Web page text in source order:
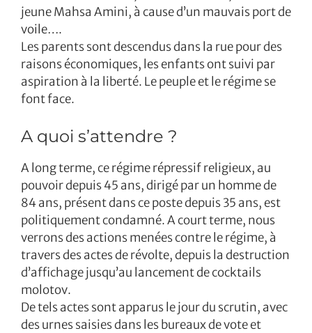
jeune Mahsa Amini, à cause d’un mauvais port de
voile….
Les parents sont descendus dans la rue pour des
raisons économiques, les enfants ont suivi par
aspiration à la liberté. Le peuple et le régime se
font face.
A quoi s’attendre ?
A long terme, ce régime répressif religieux, au
pouvoir depuis 45 ans, dirigé par un homme de
84 ans, présent dans ce poste depuis 35 ans, est
politiquement condamné. A court terme, nous
verrons des actions menées contre le régime, à
travers des actes de révolte, depuis la destruction
d’affichage jusqu’au lancement de cocktails
molotov.
De tels actes sont apparus le jour du scrutin, avec
des urnes saisies dans les bureaux de vote et